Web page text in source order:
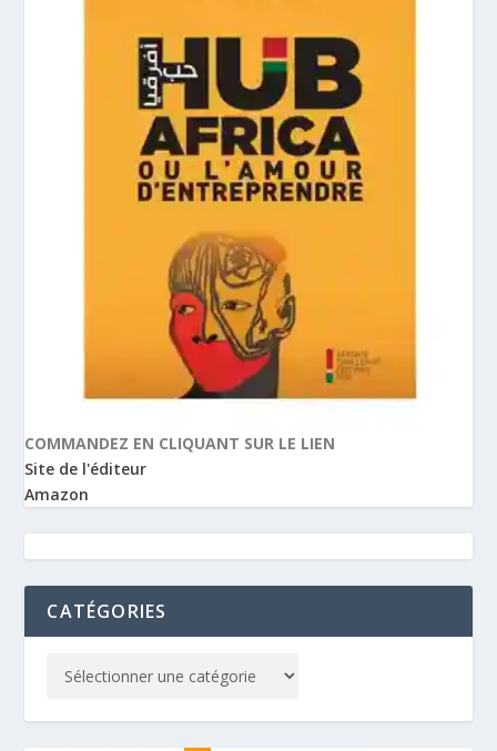
COMMANDEZ EN CLIQUANT SUR LE LIEN
Site de l'éditeur
Amazon
CATÉGORIES